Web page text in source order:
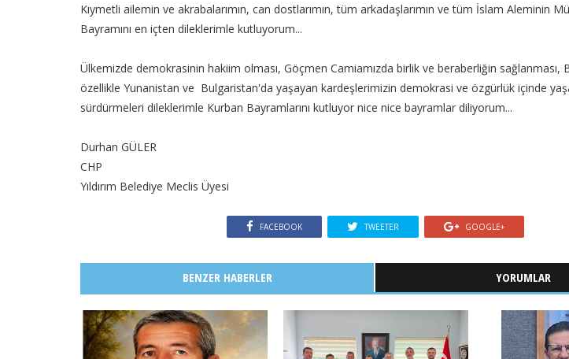
Kıymetli ailemin ve akrabalarımın, can dostlarımın, tüm arkadaşlarımın ve tüm İslam Aleminin
Bayramını en içten dileklerimle kutluyorum...
Ülkemizde demokrasinin hakiim olması, Göçmen Camiamızda birlik ve beraberliğin sağlanması,
özellikle Yunanistan ve Bulgaristan'da yaşayan kardeşlerimizin demokrasi ve özgürlük içinde
sürdürmeleri dileklerimle Kurban Bayramlarını kutluyor nice nice bayramlar diliyorum...
Durhan GÜLER
CHP
Yıldırım Belediye Meclis Üyesi
FACEBOOK TWEETER GOOGLE+
BENZER HABERLER YORUMLAR